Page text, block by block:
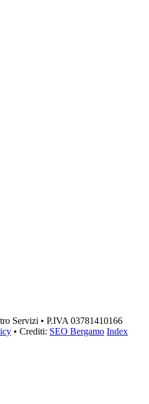
Servizi • P.IVA 03781410166
• Crediti: SEO Bergamo Index